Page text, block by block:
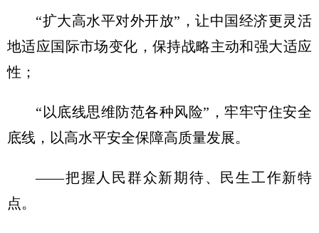
“扩大高水平对外开放”，让中国经济更灵活
地适应国际市场变化，保持战略主动和强大适应
性；
“以底线思维防范各种风险”，牢牢守住安全
底线，以高水平安全保障高质量发展。
——把握人民群众新期待、民生工作新特
点。